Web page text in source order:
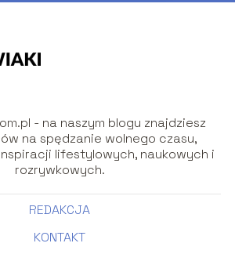
- na naszym blogu znajdziesz
na spędzanie wolnego czasu,
lifestylowych, naukowych i
rozrywkowych.
REDAKCJA
KONTAKT